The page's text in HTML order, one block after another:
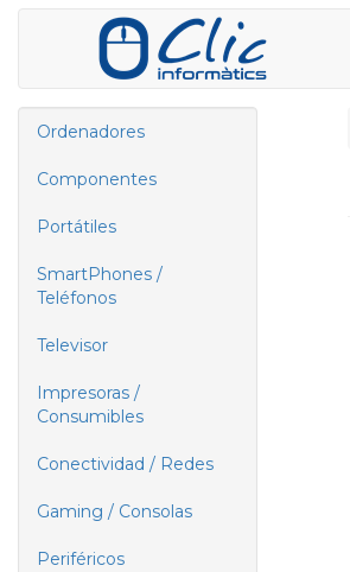
Ordenadores
Componentes
Portátiles
SmartPhones /
Teléfonos
Televisor
Impresoras /
Consumibles
Conectividad / Redes
Gaming / Consolas
Periféricos